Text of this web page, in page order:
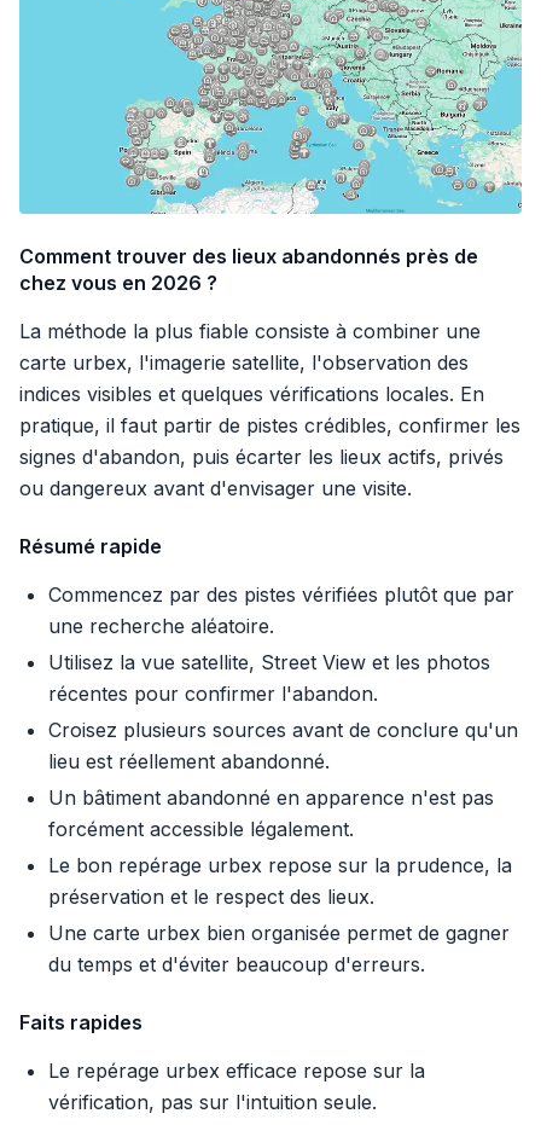
Comment trouver des lieux abandonnés près de
chez vous en 2026 ?
La méthode la plus fiable consiste à combiner une
carte urbex, l'imagerie satellite, l'observation des
indices visibles et quelques vérifications locales. En
pratique, il faut partir de pistes crédibles, confirmer les
signes d'abandon, puis écarter les lieux actifs, privés
ou dangereux avant d'envisager une visite.
Résumé rapide
Commencez par des pistes vérifiées plutôt que par
une recherche aléatoire.
Utilisez la vue satellite, Street View et les photos
récentes pour confirmer l'abandon.
Croisez plusieurs sources avant de conclure qu'un
lieu est réellement abandonné.
Un bâtiment abandonné en apparence n'est pas
forcément accessible légalement.
Le bon repérage urbex repose sur la prudence, la
préservation et le respect des lieux.
Une carte urbex bien organisée permet de gagner
du temps et d'éviter beaucoup d'erreurs.
Faits rapides
Le repérage urbex efficace repose sur la
vérification, pas sur l'intuition seule.